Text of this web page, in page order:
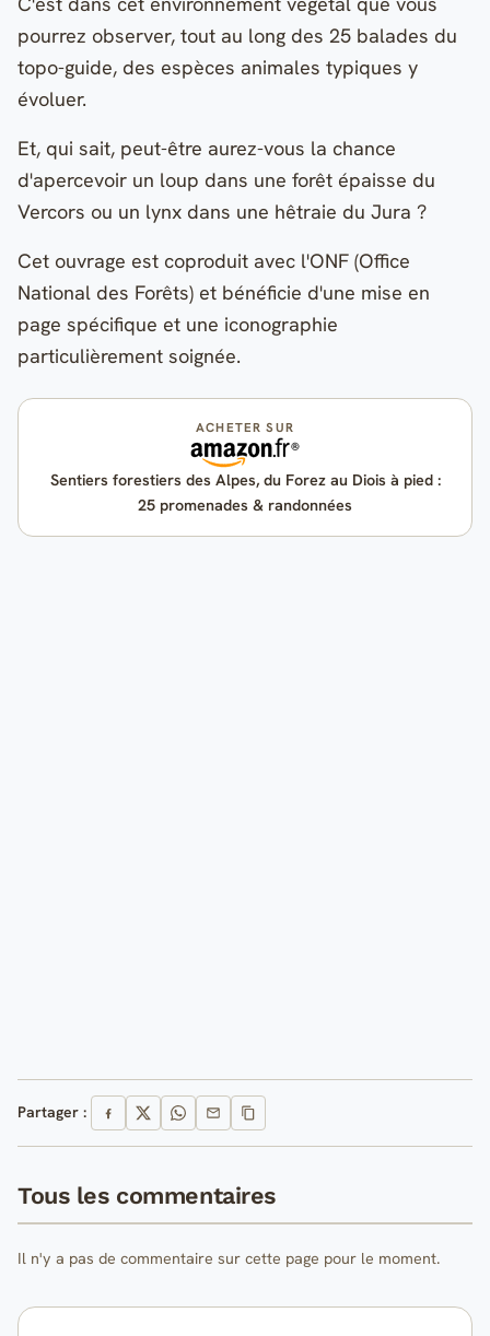
pourrez observer, tout au long des 25 balades du
topo-guide, des espèces animales typiques y
évoluer.
Et, qui sait, peut-être aurez-vous la chance
d'apercevoir un loup dans une forêt épaisse du
Vercors ou un lynx dans une hêtraie du Jura ?
Cet ouvrage est coproduit avec l'ONF (Office
National des Forêts) et bénéficie d'une mise en
page spécifique et une iconographie
particulièrement soignée.
ACHETER SUR
Sentiers forestiers des Alpes, du Forez au Diois à pied :
25 promenades & randonnées
Partager :
Tous les commentaires
Il n'y a pas de commentaire sur cette page pour le moment.